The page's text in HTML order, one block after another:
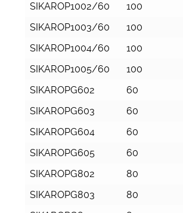
SIKAROP1002/60
100
SIKAROP1003/60
100
SIKAROP1004/60
100
SIKAROP1005/60
100
SIKAROPG602
60
SIKAROPG603
60
SIKAROPG604
60
SIKAROPG605
60
SIKAROPG802
80
SIKAROPG803
80